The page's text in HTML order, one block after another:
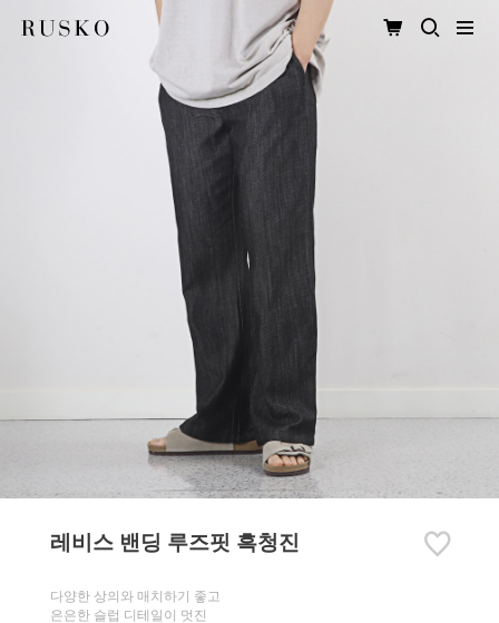
레비스 밴딩 루즈핏 흑청진
다양한 상의와 매치하기 좋고
은은한 슬럽 디테일이 멋진